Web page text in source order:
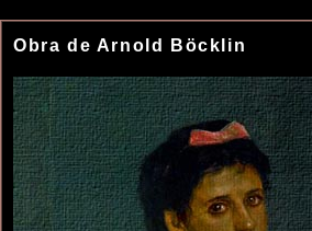
Obra de Arnold Böcklin